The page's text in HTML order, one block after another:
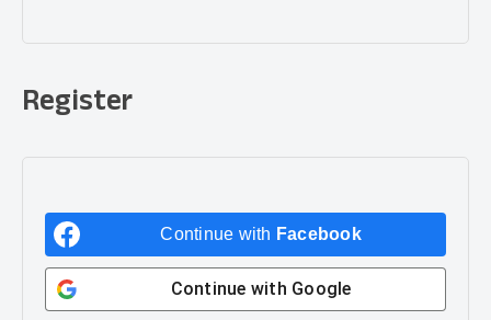
Register
Continue with Facebook
Continue with Google